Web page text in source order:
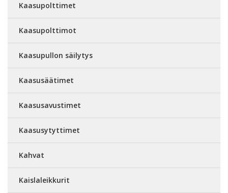
Kaasupolttimet
Kaasupolttimot
Kaasupullon säilytys
Kaasusäätimet
Kaasusavustimet
Kaasusytyttimet
Kahvat
Kaislaleikkurit